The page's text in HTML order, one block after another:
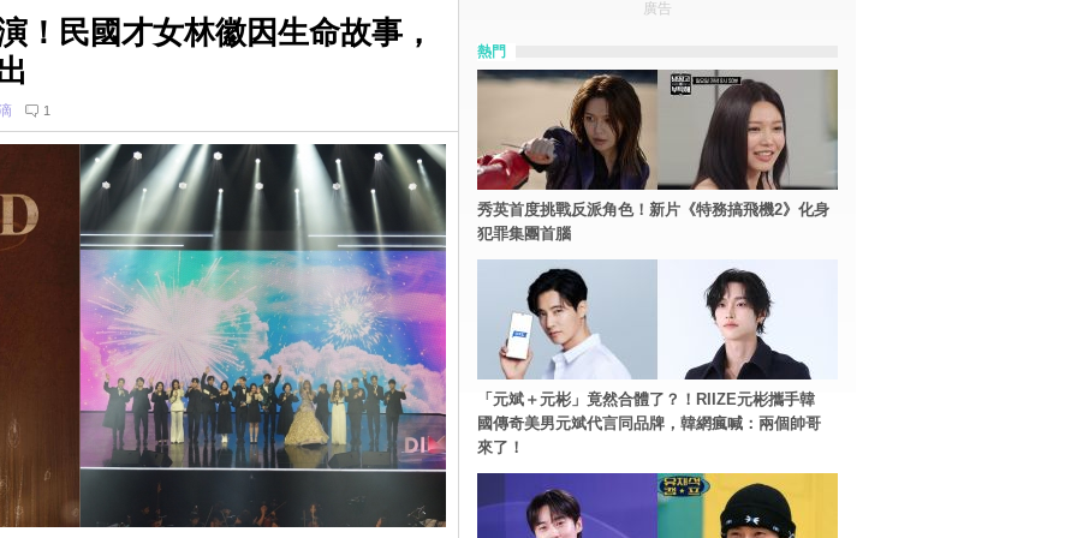
！民國才女林徽因生命故事，
1
廣告
熱門
秀英首度挑戰反派角色！新片《特務搞飛機2》化身
犯罪集團首腦
「元斌＋元彬」竟然合體了？！RIIZE元彬攜手韓
國傳奇美男元斌代言同品牌，韓網瘋喊：兩個帥哥
來了！